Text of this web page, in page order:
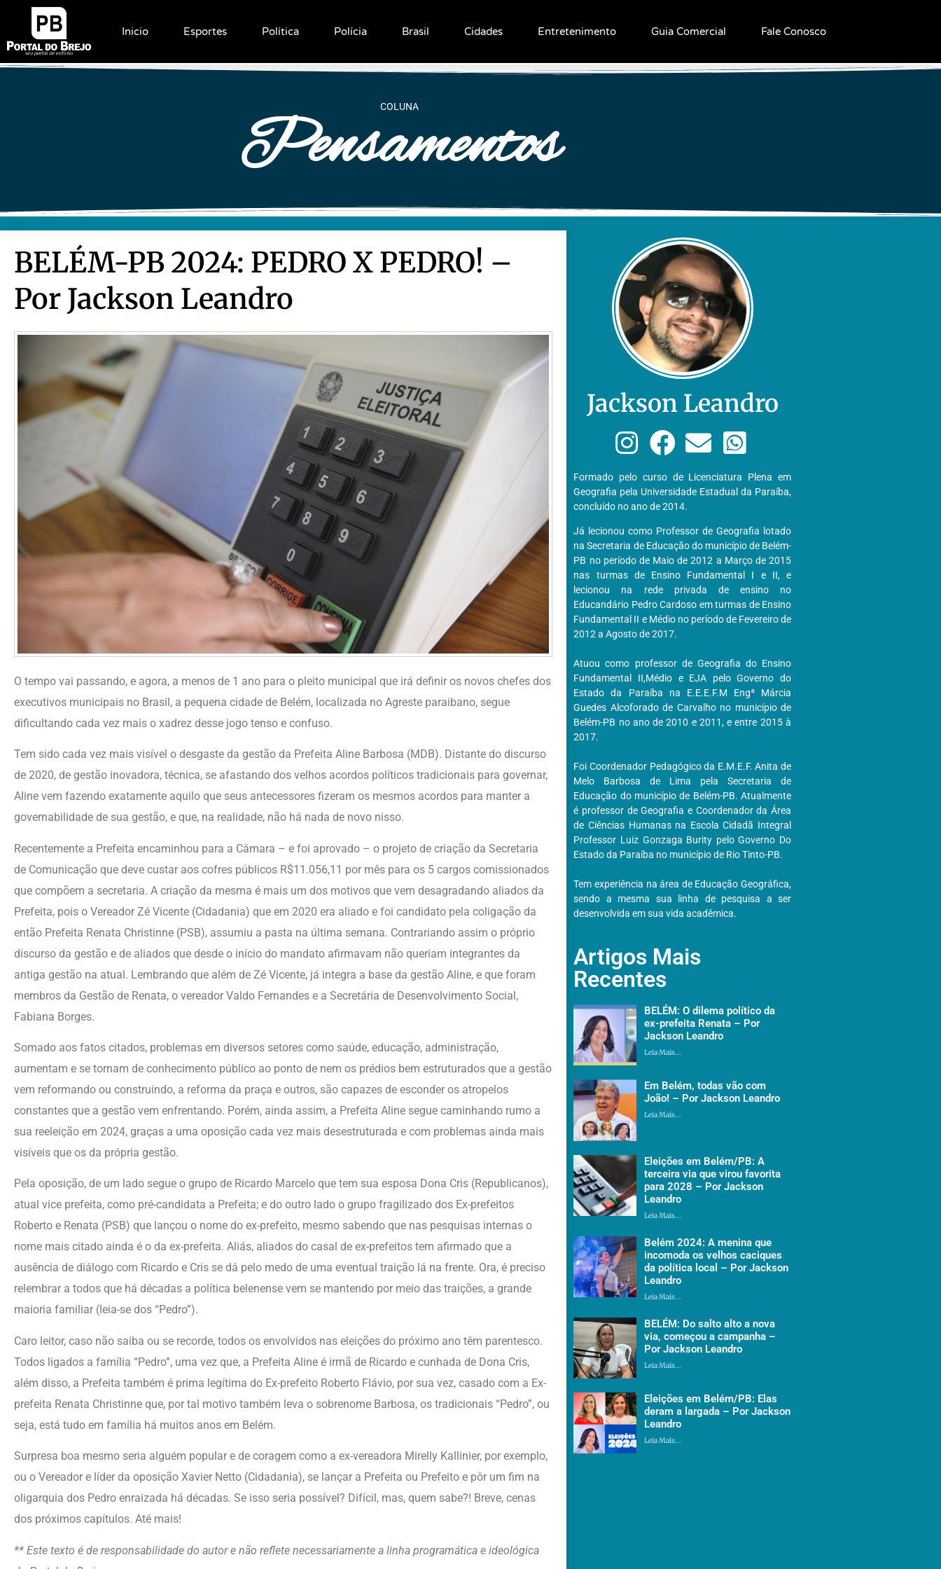
Inicio Esportes Política Polícia Brasil Cidades Entretenimento Guia Comercial Fale Conosco
COLUNA
Pensamentos
BELÉM-PB 2024: PEDRO X PEDRO! –
Por Jackson Leandro
O tempo vai passando, e agora, a menos de 1 ano para o pleito municipal que irá definir os novos chefes dos
executivos municipais no Brasil, a pequena cidade de Belém, localizada no Agreste paraibano, segue
dificultando cada vez mais o xadrez desse jogo tenso e confuso.
Tem sido cada vez mais visível o desgaste da gestão da Prefeita Aline Barbosa (MDB). Distante do discurso
de 2020, de gestão inovadora, técnica, se afastando dos velhos acordos políticos tradicionais para governar,
Aline vem fazendo exatamente aquilo que seus antecessores fizeram os mesmos acordos para manter a
governabilidade de sua gestão, e que, na realidade, não há nada de novo nisso.
Recentemente a Prefeita encaminhou para a Câmara – e foi aprovado – o projeto de criação da Secretaria
de Comunicação que deve custar aos cofres públicos R$11.056,11 por mês para os 5 cargos comissionados
que compõem a secretaria. A criação da mesma é mais um dos motivos que vem desagradando aliados da
Prefeita, pois o Vereador Zé Vicente (Cidadania) que em 2020 era aliado e foi candidato pela coligação da
então Prefeita Renata Christinne (PSB), assumiu a pasta na última semana. Contrariando assim o próprio
discurso da gestão e de aliados que desde o início do mandato afirmavam não queriam integrantes da
antiga gestão na atual. Lembrando que além de Zé Vicente, já integra a base da gestão Aline, e que foram
membros da Gestão de Renata, o vereador Valdo Fernandes e a Secretária de Desenvolvimento Social,
Fabiana Borges.
Somado aos fatos citados, problemas em diversos setores como saúde, educação, administração,
aumentam e se tornam de conhecimento público ao ponto de nem os prédios bem estruturados que a gestão
vem reformando ou construindo, a reforma da praça e outros, são capazes de esconder os atropelos
constantes que a gestão vem enfrentando. Porém, ainda assim, a Prefeita Aline segue caminhando rumo a
sua reeleição em 2024, graças a uma oposição cada vez mais desestruturada e com problemas ainda mais
visíveis que os da própria gestão.
Pela oposição, de um lado segue o grupo de Ricardo Marcelo que tem sua esposa Dona Cris (Republicanos),
atual vice prefeita, como pré-candidata a Prefeita; e do outro lado o grupo fragilizado dos Ex-prefeitos
Roberto e Renata (PSB) que lançou o nome do ex-prefeito, mesmo sabendo que nas pesquisas internas o
nome mais citado ainda é o da ex-prefeita. Aliás, aliados do casal de ex-prefeitos tem afirmado que a
ausência de diálogo com Ricardo e Cris se dá pelo medo de uma eventual traição lá na frente. Ora, é preciso
relembrar a todos que há décadas a política belenense vem se mantendo por meio das traições, a grande
maioria familiar (leia-se dos “Pedro”).
Caro leitor, caso não saiba ou se recorde, todos os envolvidos nas eleições do próximo ano têm parentesco.
Todos ligados a família “Pedro”, uma vez que, a Prefeita Aline é irmã de Ricardo e cunhada de Dona Cris,
além disso, a Prefeita também é prima legítima do Ex-prefeito Roberto Flávio, por sua vez, casado com a Ex-
prefeita Renata Christinne que, por tal motivo também leva o sobrenome Barbosa, os tradicionais “Pedro”, ou
seja, está tudo em família há muitos anos em Belém.
Surpresa boa mesmo seria alguém popular e de coragem como a ex-vereadora Mirelly Kallinier, por exemplo,
ou o Vereador e líder da oposição Xavier Netto (Cidadania), se lançar a Prefeita ou Prefeito e pôr um fim na
oligarquia dos Pedro enraizada há décadas. Se isso seria possível? Difícil, mas, quem sabe?! Breve, cenas
dos próximos capítulos. Até mais!
** Este texto é de responsabilidade do autor e não reflete necessariamente a linha programática e ideológica
Jackson Leandro
Formado pelo curso de Licenciatura Plena em
Geografia pela Universidade Estadual da Paraíba,
concluído no ano de 2014.
Já lecionou como Professor de Geografia lotado
na Secretaria de Educação do município de Belém-
PB no período de Maio de 2012 a Março de 2015
nas turmas de Ensino Fundamental I e II, e
lecionou na rede privada de ensino no
Educandário Pedro Cardoso em turmas de Ensino
Fundamental II e Médio no período de Fevereiro de
2012 a Agosto de 2017.
Atuou como professor de Geografia do Ensino
Fundamental II,Médio e EJA pelo Governo do
Estado da Paraíba na E.E.E.F.M Engª Márcia
Guedes Alcoforado de Carvalho no município de
Belém-PB no ano de 2010 e 2011, e entre 2015 à
2017.
Foi Coordenador Pedagógico da E.M.E.F. Anita de
Melo Barbosa de Lima pela Secretaria de
Educação do município de Belém-PB. Atualmente
é professor de Geografia e Coordenador da Área
de Ciências Humanas na Escola Cidadã Integral
Professor Luiz Gonzaga Burity pelo Governo Do
Estado da Paraíba no município de Rio Tinto-PB.
Tem experiência na área de Educação Geográfica,
sendo a mesma sua linha de pesquisa a ser
desenvolvida em sua vida acadêmica.
Artigos Mais
Recentes
BELÉM: O dilema político da
ex-prefeita Renata – Por
Jackson Leandro
Leia Mais...
Em Belém, todas vão com
João! – Por Jackson Leandro
Leia Mais...
Eleições em Belém/PB: A
terceira via que virou favorita
para 2028 – Por Jackson
Leandro
Leia Mais...
Belém 2024: A menina que
incomoda os velhos caciques
da política local – Por Jackson
Leandro
Leia Mais...
BELÉM: Do salto alto a nova
via, começou a campanha –
Por Jackson Leandro
Leia Mais...
Eleições em Belém/PB: Elas
deram a largada – Por Jackson
Leandro
Leia Mais...